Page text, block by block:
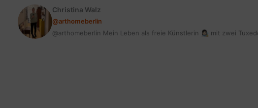
Christina Walz
@arthomeberlin
@arthomeberlin Mein Leben als freie Künstlerin 👩🏻‍🎨 mit zwei